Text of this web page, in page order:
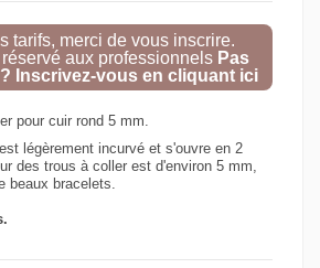
tarifs, merci de vous inscrire.
aux professionnels Pas
Inscrivez-vous en cliquant ici
pour cuir rond 5 mm.
légèrement incurvé et s'ouvre en 2
des trous à coller est d'environ 5 mm,
beaux bracelets.